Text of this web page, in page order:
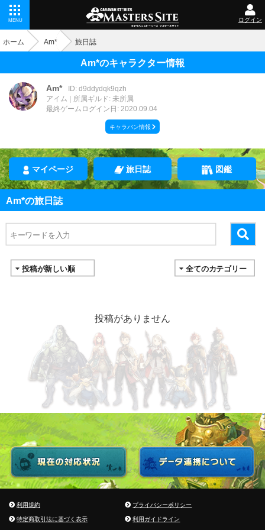
MENU ログイン
ホーム Am* 旅日誌
Am*のキャラクター情報
Am* ID: d9ddydqk9qzh
アイム
所属ギルド: 未所属
最終ゲームログイン日: 2020.09.04
キャラバン情報
マイページ 旅日誌 図鑑
Am*の旅日誌
投稿がありません
利用規約
プライバシーポリシー
特定商取引法に基づく表示
利用ガイドライン